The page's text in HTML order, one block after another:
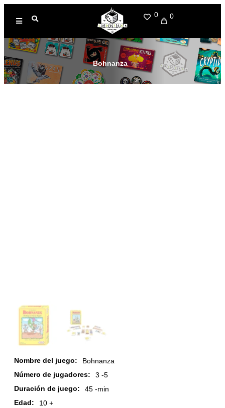
0 0
Bohnanza
Nombre del juego:
Bohnanza
Número de jugadores:
3 -5
Duración de juego:
45 -min
Edad:
10 +